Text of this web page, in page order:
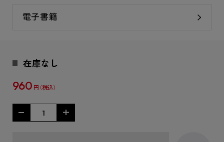
電子書籍
在庫なし
960 円